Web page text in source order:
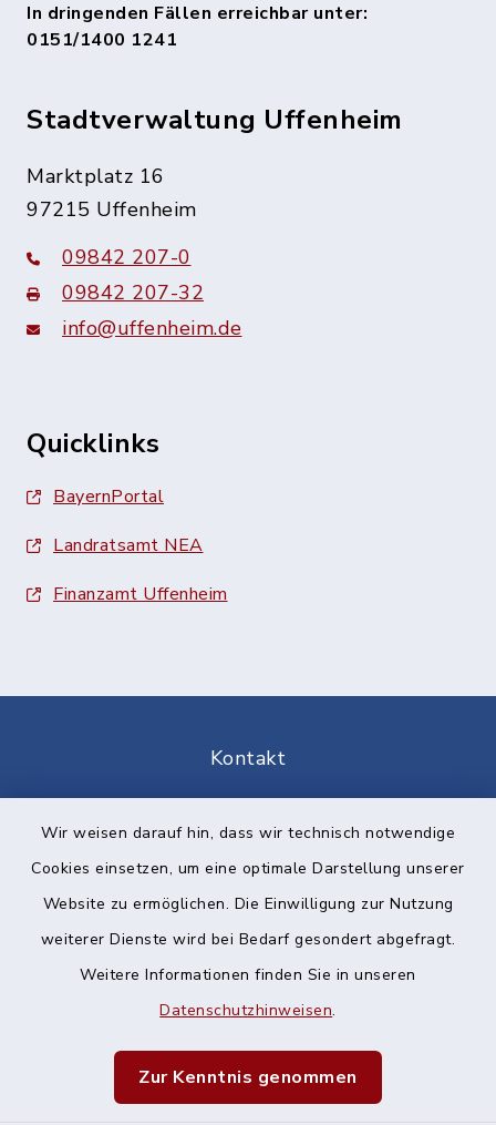
Wir weisen darauf hin, dass wir technisch notwendige
Cookies einsetzen, um eine optimale Darstellung unserer
Website zu ermöglichen. Die Einwilligung zur Nutzung
weiterer Dienste wird bei Bedarf gesondert abgefragt.
Weitere Informationen finden Sie in unseren
Datenschutzhinweisen.
Zur Kenntnis genommen
In dringenden Fällen erreichbar unter:
0151/1400 1241
Stadtverwaltung Uffenheim
Marktplatz 16
97215 Uffenheim
09842 207-0
09842 207-32
info@uffenheim.de
Quicklinks
BayernPortal
Landratsamt NEA
Finanzamt Uffenheim
Kontakt
Datenschutz
Impressum
Sitemap
Cookie-Einstellungen